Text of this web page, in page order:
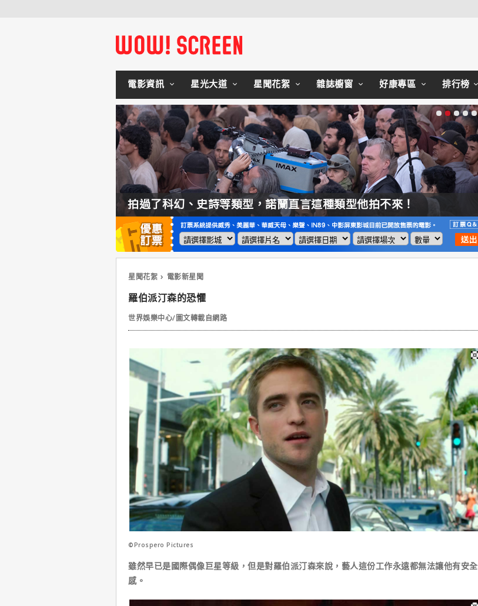
電影資訊 星光大道 星聞花絮 雜誌櫥窗 好康專區 排行榜
拍過了科幻、史詩等類型，諾蘭直言這種類型他拍不來！
星聞花絮 電影新星聞
羅伯派汀森的恐懼
世界娛樂中心/圖文轉載自網路
©Prospero Pictures
雖然早已是國際偶像巨星等級，但是對羅伯派汀森來說，藝人這份工作永遠都無法讓他有安全
感。